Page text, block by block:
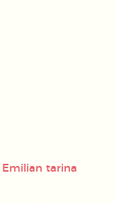
Emilian tarina